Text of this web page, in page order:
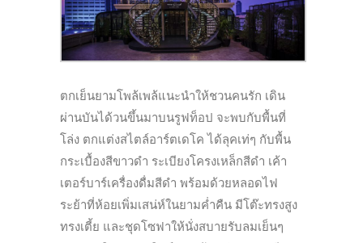
ตกเย็นยามโพล้เพล้แนะนำให้ชวนคนรัก เดิน
ผ่านบันได้วนขึ้นมาบนรูฟท็อป จะพบกับพื้นที่
โล่ง ตกแต่งสไตล์อาร์ตเดโค ได้ลุคเท่ๆ กับพื้น
กระเบื้องสีขาวดำ ระเบียงโครงเหล็กสีดำ เค้า
เตอร์บาร์เครื่องดื่มสีดำ พร้อมด้วยหลอดไฟ
ระย้าที่ห้อยเพิ่มเสน่ห์ในยามค่ำคืน มีโต๊ะทรงสูง
ทรงเตี้ย และชุดโซฟาให้นั่งสบายรับลมเย็นๆ